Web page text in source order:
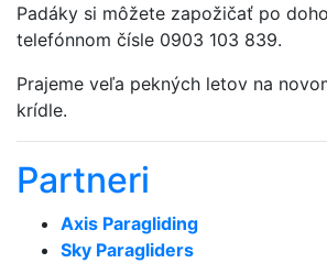
Padáky si môžete zapožičať po
telefónnom čísle 0903 103 839.
Prajeme veľa pekných letov na
krídle.
Partneri
Axis Paragliding
Sky Paragliders